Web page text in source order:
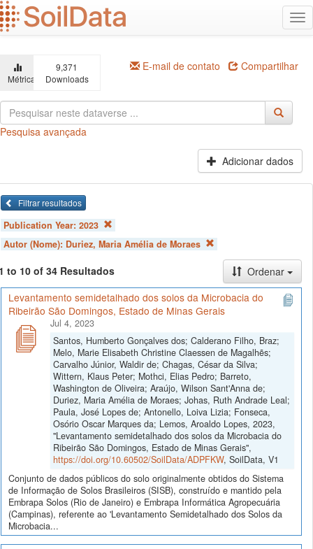
Ir
para
o
principal
Métricas
9,371
Downloads
E-mail de contato Compartilhar
Pesquisa avançada
Adicionar dados
Filtrar resultados
Publication Year: 2023
Autor (Nome): Duriez, Maria Amélia de Moraes
to 10 of 34 Resultados
Ordenar
Levantamento semidetalhado dos solos da Microbacia do
Ribeirão São Domingos, Estado de Minas Gerais
Jul 4, 2023
Santos, Humberto Gonçalves dos; Calderano Filho, Braz;
Melo, Marie Elisabeth Christine Claessen de Magalhẽs;
Carvalho Júnior, Waldir de; Chagas, César da Silva;
Wittern, Klaus Peter; Mothci, Elias Pedro; Barreto,
Washington de Oliveira; Araújo, Wilson Sant'Anna de;
Duriez, Maria Amélia de Moraes; Johas, Ruth Andrade Leal;
Paula, José Lopes de; Antonello, Loiva Lizia; Fonseca,
Osório Oscar Marques da; Lemos, Aroaldo Lopes, 2023,
"Levantamento semidetalhado dos solos da Microbacia do
Ribeirão São Domingos, Estado de Minas Gerais",
https://doi.org/10.60502/SoilData/ADPFKW, SoilData, V1
Conjunto de dados públicos do solo originalmente obtidos do Sistema
de Informação de Solos Brasileiros (SISB), construído e mantido pela
Embrapa Solos (Rio de Janeiro) e Embrapa Informática Agropecuária
(Campinas), referente ao 'Levantamento Semidetalhado dos Solos da
Microbacia...